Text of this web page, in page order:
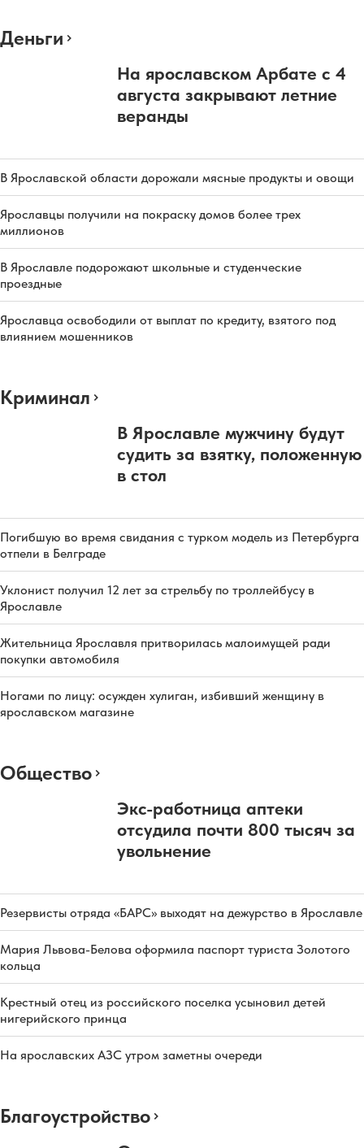
Деньги
На ярославском Арбате с 4
августа закрывают летние
веранды
В Ярославской области дорожали мясные продукты и овощи
Ярославцы получили на покраску домов более трех
миллионов
В Ярославле подорожают школьные и студенческие
проездные
Ярославца освободили от выплат по кредиту, взятого под
влиянием мошенников
Криминал
В Ярославле мужчину будут
судить за взятку, положенную
в стол
Погибшую во время свидания с турком модель из Петербурга
отпели в Белграде
Уклонист получил 12 лет за стрельбу по троллейбусу в
Ярославле
Жительница Ярославля притворилась малоимущей ради
покупки автомобиля
Ногами по лицу: осужден хулиган, избивший женщину в
ярославском магазине
Общество
Экс-работница аптеки
отсудила почти 800 тысяч за
увольнение
Резервисты отряда «БАРС» выходят на дежурство в Ярославле
Мария Львова-Белова оформила паспорт туриста Золотого
кольца
Крестный отец из российского поселка усыновил детей
нигерийского принца
На ярославских АЗС утром заметны очереди
Благоустройство